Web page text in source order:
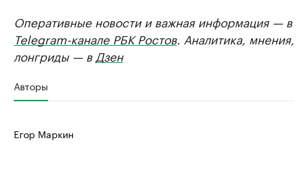
Оперативные новости и важная информация — в
Telegram-канале РБК Ростов. Аналитика, мнения,
лонгриды — в Дзен
Авторы
Егор Маркин